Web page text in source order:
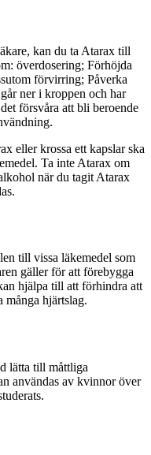
kan du ta Atarax till
överdosering; Förhöjda
förvirring; Påverka
ner i kroppen och har
försvåra att bli beroende
eller krossa ett kapslar ska
Ta inte Atarax om
när du tagit Atarax
till vissa läkemedel som
gäller för att förebygga
hjälpa till att förhindra att
många hjärtslag.
lätta till måttliga
användas av kvinnor över